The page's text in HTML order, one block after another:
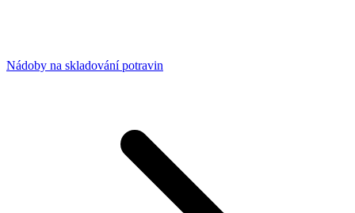
Nádoby na skladování potravin